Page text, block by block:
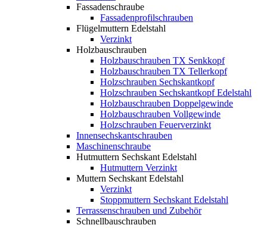
Fassadenschraube
Fassadenprofilschrauben
Flügelmuttern Edelstahl
Verzinkt
Holzbauschrauben
Holzbauschrauben TX Senkkopf
Holzbauschrauben TX Tellerkopf
Holzschrauben Sechskantkopf
Holzschrauben Sechskantkopf Edelstahl
Holzbauschrauben Doppelgewinde
Holzbauschrauben Vollgewinde
Holzschrauben Feuerverzinkt
Innensechskantschrauben
Maschinenschraube
Hutmuttern Sechskant Edelstahl
Hutmuttern Verzinkt
Muttern Sechskant Edelstahl
Verzinkt
Stoppmuttern Sechskant Edelstahl
Terrassenschrauben und Zubehör
Schnellbauschrauben